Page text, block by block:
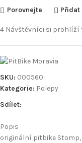
Porovnejte Přidat
4 Návštěvníci si prohlíží
SKU: 000560
Kategorie: Polepy
Sdílet:
Popis
originální pitbike